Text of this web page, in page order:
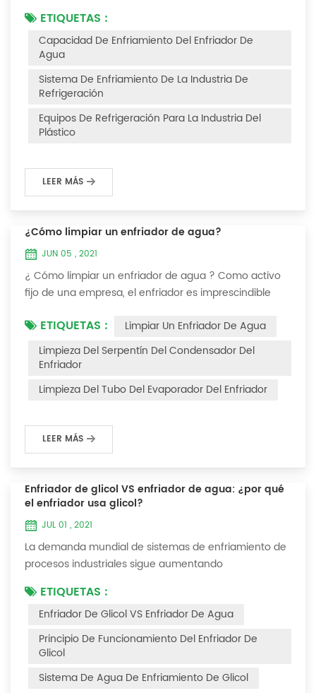
enfriarse a cierta temperatura, ya no bajará más.
Hablemos ¿Qué causó la baja eficiencia de
refrigeración? 1. Fuga de refrigerante [análisis de falla]
Después de la fuga de refrigerante en el sistema, la
capacidad de enfriamiento es insuficiente, la presión...
ETIQUETAS :
Capacidad De Enfriamiento Del Enfriador De
Agua
Sistema De Enfriamiento De La Industria De
Refrigeración
Equipos De Refrigeración Para La Industria Del
Plástico
LEER MÁS
¿Cómo limpiar un enfriador de agua?
JUN 05 , 2021
¿ Cómo limpiar un enfriador de agua ? Como activo
fijo de una empresa, el enfriador es imprescindible
maximice su utilidad. Debido a que la operación a
largo plazo del enfriador causará incrustaciones
gruesas en la superficie del condensador, lo que
Por ejemplo, para que su eficiencia de trabaj...
ETIQUETAS :
Limpiar Un Enfriador De Agua
Limpieza Del Serpentín Del Condensador Del
Enfriador
Limpieza Del Tubo Del Evaporador Del Enfriador
LEER MÁS
Enfriador de glicol VS enfriador de agua: ¿por qué
el enfriador usa glicol?
JUL 01 , 2021
La demanda mundial de sistemas de enfriamiento de
procesos industriales sigue aumentando
inactividad mínimo son las claves para lograr procesos
industriales y comerciales consistentes y rentables.
Este artículo considerará la mejor manera de lograr la
temperatura óptima requerida para los procesos de
ETIQUETAS :
Enfriador De Glicol VS Enfriador De Agua
Principio De Funcionamiento Del Enfriador De
Glicol
Sistema De Agua De Enfriamiento De Glicol